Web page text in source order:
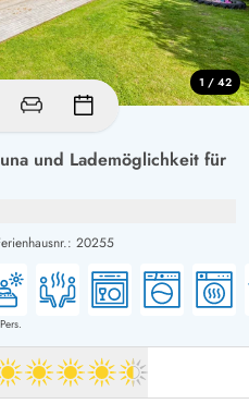
und Lademöglichkeit für
20255
1 / 42
4.5 von 5